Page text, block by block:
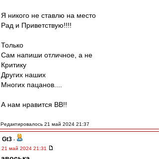
Я никого не ставлю на место
Рад и Приветствую!!!!
Только
Сам напиши отличное, а не
Критику
Других наших
Многих пацанов....
А нам нравится ВВ!!
Редактировалось 21 май 2024 21:37
Gt3 -
21 май 2024 21:31